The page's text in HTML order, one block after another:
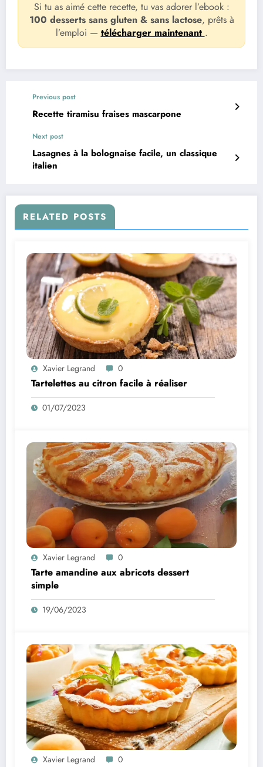
Si tu as aimé cette recette, tu vas adorer l’ebook :
100 desserts sans gluten & sans lactose, prêts à
l’emploi — télécharger maintenant .
Previous post
Recette tiramisu fraises mascarpone
Next post
Lasagnes à la bolognaise facile, un classique
italien
RELATED POSTS
Xavier Legrand 0
Tartelettes au citron facile à réaliser
01/07/2023
Xavier Legrand 0
Tarte amandine aux abricots dessert
simple
19/06/2023
Xavier Legrand 0